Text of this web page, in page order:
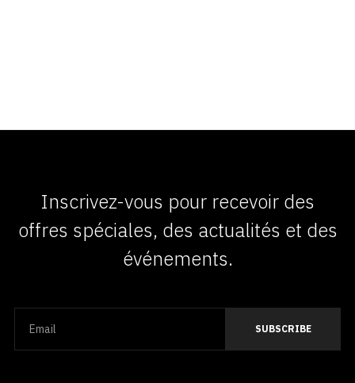
Inscrivez-vous pour recevoir des
offres spéciales, des actualités et des
événements.